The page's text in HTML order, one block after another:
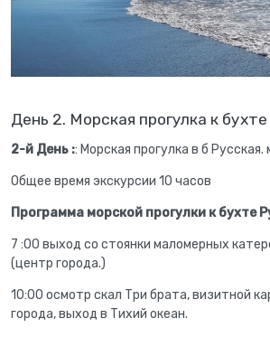
День 2. Морская прогулка к
2-й День :: Морская прогулка в б Русская.
Общее время экскурсии 10 часов
Программа морской прогулки к бухте
7 :00 выход со стоянки маломерных
(центр города.)
10:00 осмотр скал Три брата, визитной
города, выход в Тихий океан.